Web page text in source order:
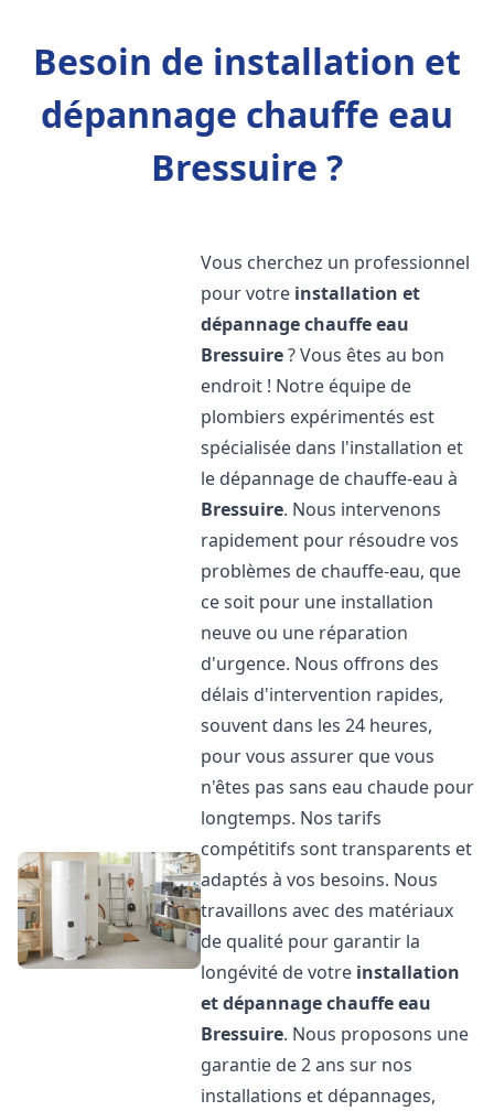
Besoin de installation et
dépannage chauffe eau
Bressuire ?
Vous cherchez un professionnel
pour votre installation et
dépannage chauffe eau
Bressuire? Vous êtes au bon
endroit ! Notre équipe de
plombiers expérimentés est
spécialisée dans l'installation et
le dépannage de chauffe-eau à
Bressuire. Nous intervenons
rapidement pour résoudre vos
problèmes de chauffe-eau, que
ce soit pour une installation
neuve ou une réparation
d'urgence. Nous offrons des
délais d'intervention rapides,
souvent dans les 24 heures,
pour vous assurer que vous
n'êtes pas sans eau chaude pour
longtemps. Nos tarifs
compétitifs sont transparents et
adaptés à vos besoins. Nous
travaillons avec des matériaux
de qualité pour garantir la
longévité de votre installation
et dépannage chauffe eau
Bressuire. Nous proposons une
garantie de 2 ans sur nos
installations et dépannages,